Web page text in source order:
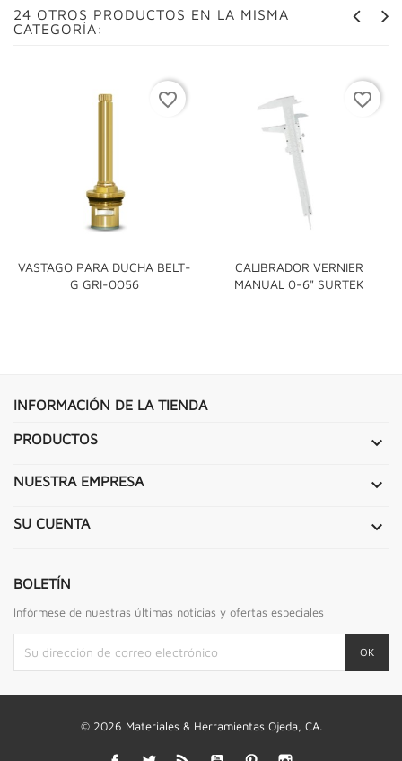
24 OTROS PRODUCTOS EN LA MISMA
CATEGORÍA:
VASTAGO PARA DUCHA BELT-
G GRI-0056
favorite_border
CALIBRADOR VERNIER
MANUAL 0-6" SURTEK
favorite_border
INFORMACIÓN DE LA TIENDA
PRODUCTOS 
NUESTRA EMPRESA 
SU CUENTA 
BOLETÍN
Infórmese de nuestras últimas noticias y ofertas especiales
© 2026 Materiales & Herramientas Ojeda, CA.
Facebook Twitter YouTube Pinterest